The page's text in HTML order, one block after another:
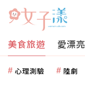
美食旅遊 愛漂亮
心理測驗 陸劇